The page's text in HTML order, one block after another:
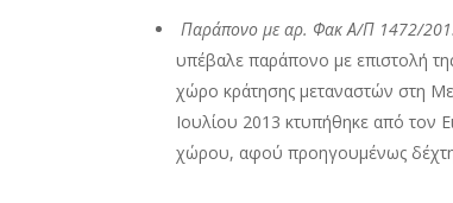
Παράπονο με αρ. Φακ Α/Π 1472/
υπέβαλε παράπονο με επιστολή
χώρο κράτησης μεταναστών στη
Ιουλίου 2013 κτυπήθηκε από τον
χώρου, αφού προηγουμένως